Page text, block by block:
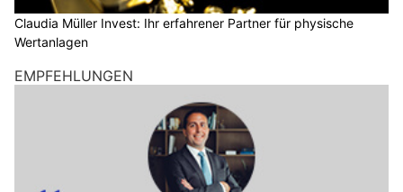
Claudia Müller Invest: Ihr erfahrener Partner für physische
Wertanlagen
EMPFEHLUNGEN